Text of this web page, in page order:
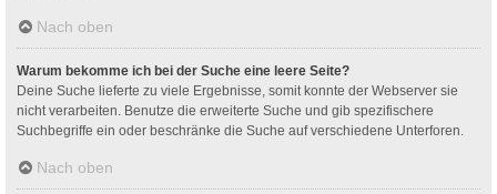
Nach oben
Warum bekomme ich bei der Suche eine leere Seite?
Deine Suche lieferte zu viele Ergebnisse, somit konnte der Webserver sie
nicht verarbeiten. Benutze die erweiterte Suche und gib spezifischere
Suchbegriffe ein oder beschränke die Suche auf verschiedene Unterforen.
Nach oben